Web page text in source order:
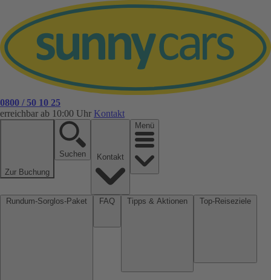
0800 / 50 10 25
erreichbar ab 10:00 Uhr Kontakt
Zur Buchung
Suchen
Menü